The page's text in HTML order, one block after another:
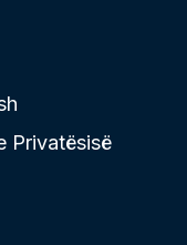
Privatësisë